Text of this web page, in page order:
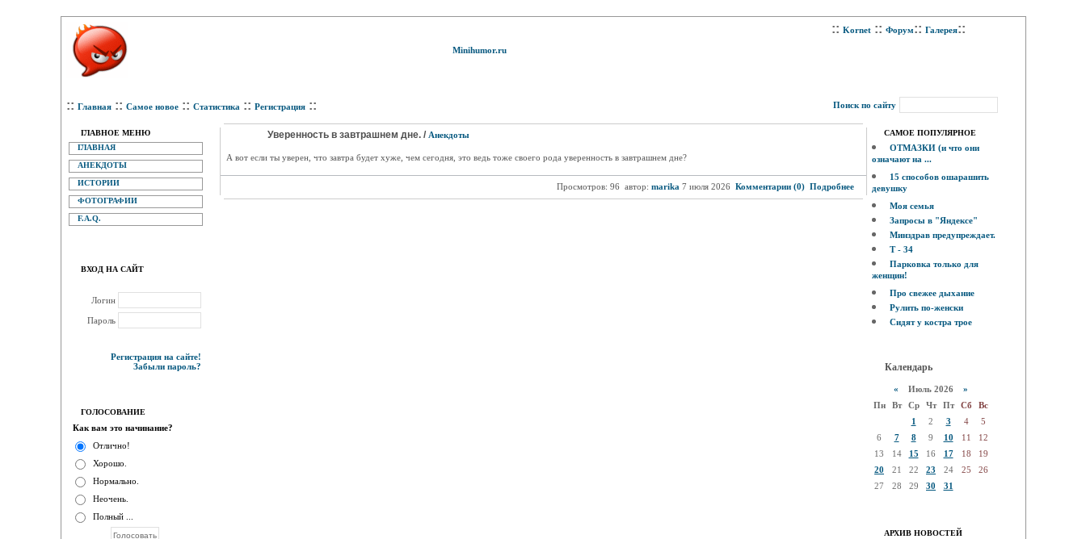
Minihumor.ru
:: Kornet :: Форум:: Галерея::
:: Главная :: Самое новое :: Статистика :: Регистрация :: Поиск по сайту
ГЛАВНОЕ МЕНЮ
ГЛАВНАЯ
АНЕКДОТЫ
ИСТОРИИ
ФОТОГРАФИИ
F.A.Q.
ВХОД НА САЙТ
Логин
Пароль
Регистрация на сайте!
Забыли пароль?
ГОЛОСОВАНИЕ
Как вам это начинание?
Отлично!
Хорошо.
Нормально.
Неочень.
Полный ...
Уверенность в завтрашнем дне. / Анекдоты
А вот если ты уверен, что завтра будет хуже, чем сегодня, это ведь тоже своего рода уверенность в завтрашнем дне?
Просмотров: 96 автор: marika 7 июля 2026 Комментарии (0) Подробнее
САМОЕ ПОПУЛЯРНОЕ
ОТМАЗКИ (и что они
означают на ...
15 способов ошарашить
девушку
Моя семья
Запросы в "Яндексе"
Минздрав предупреждает.
Т - 34
Парковка только для
женщин!
Про свежее дыхание
Рулить по-женски
Сидят у костра трое
Календарь
« Июль 2026 »
Пн
Вт Ср Чт Пт Сб
Вс
1
2 3 4
5
6
7 8 9 10 11
12
13
14 15 16 17 18
19
20
21 22 23 24 25
26
27
28 29 30 31
АРХИВ НОВОСТЕЙ